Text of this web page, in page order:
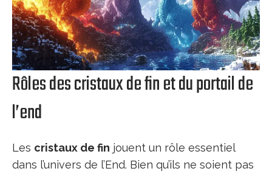
Rôles des cristaux de fin et du portail de
l’end
Les cristaux de fin jouent un rôle essentiel
dans l’univers de l’End. Bien qu’ils ne soient pas